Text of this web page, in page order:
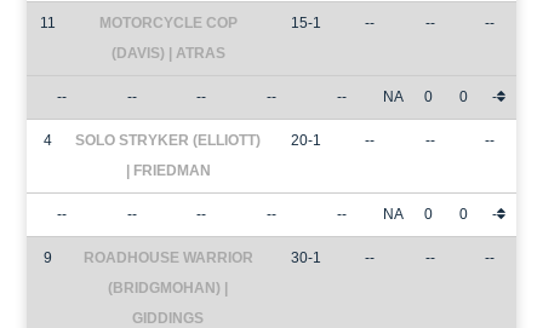
11
MOTORCYCLE COP
(DAVIS) | ATRAS
15-1 -- -- --
-- -- -- -- -- NA 0 0 -
4
SOLO STRYKER (ELLIOTT)
| FRIEDMAN
20-1 -- -- --
-- -- -- -- -- NA 0 0 -
9
ROADHOUSE WARRIOR
(BRIDGMOHAN) |
GIDDINGS
30-1 -- -- --